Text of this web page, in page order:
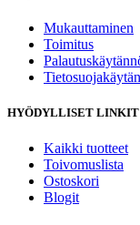
Mukauttaminen
Toimitus
HYÖDYLLISET LINKIT
Kaikki tuotteet
Toivomuslista
Ostoskori
Blogit